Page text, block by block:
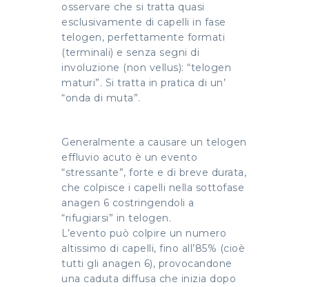
osservare che si tratta quasi
esclusivamente di capelli in fase
telogen, perfettamente formati
(terminali) e senza segni di
involuzione (non vellus): “telogen
maturi”. Si tratta in pratica di un’
“onda di muta”.
Generalmente a causare un telogen
effluvio acuto è un evento
“stressante”, forte e di breve durata,
che colpisce i capelli nella sottofase
anagen 6 costringendoli a
“rifugiarsi” in telogen.
L’evento può colpire un numero
altissimo di capelli, fino all’85% (cioè
tutti gli anagen 6), provocandone
una caduta diffusa che inizia dopo